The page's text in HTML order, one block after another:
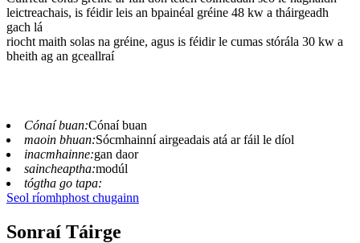
leictreachais, is féidir leis an bpainéal gréine 48 kw a tháirgeadh
gach lá
riocht maith solas na gréine, agus is féidir le cumas stórála 30 kw a
bheith ag an gceallraí
Cónaí buan:Cónaí buan
maoin bhuan:Sócmhainní airgeadais atá ar fáil le díol
inacmhainne:gan daor
saincheaptha:modúl
tógtha go tapa:
Seol ríomhphost chugainn
Sonraí Táirge